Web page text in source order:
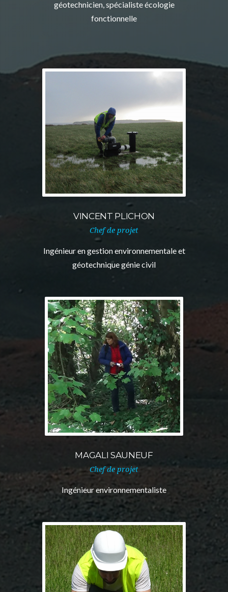
géotechnicien, spécialiste écologie
fonctionnelle
VINCENT PLICHON
Chef de projet
Ingénieur en gestion environnementale et
géotechnique génie civil
MAGALI SAUNEUF
Chef de projet
Ingénieur environnementaliste